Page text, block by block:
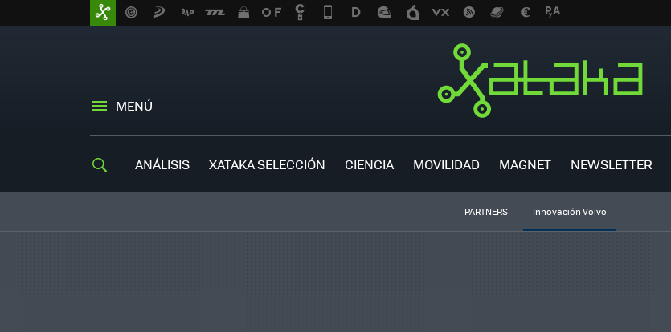
MENÚ
ANÁLISIS XATAKA SELECCIÓN CIENCIA MOVILIDAD MAGNET NEWSLETTER
PARTNERS Innovación Volvo